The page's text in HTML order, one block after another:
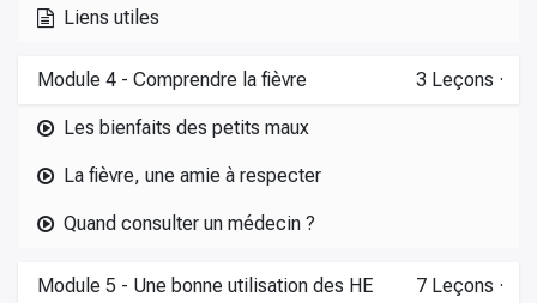
Liens utiles
Module 4 - Comprendre la fièvre 3 Leçons ·
Les bienfaits des petits maux
La fièvre, une amie à respecter
Quand consulter un médecin ?
Module 5 - Une bonne utilisation des HE 7 Leçons ·